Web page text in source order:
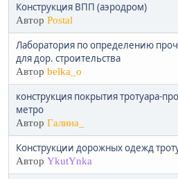
Конструкция ВПП (аэродром)
Автор Postal
Лаборатория по определению
для дор. строительства
Автор belka_o
конструкция покрытия тротуара-
метро
Автор Галина_
Конструкции дорожных одежд
Автор YkutYnka